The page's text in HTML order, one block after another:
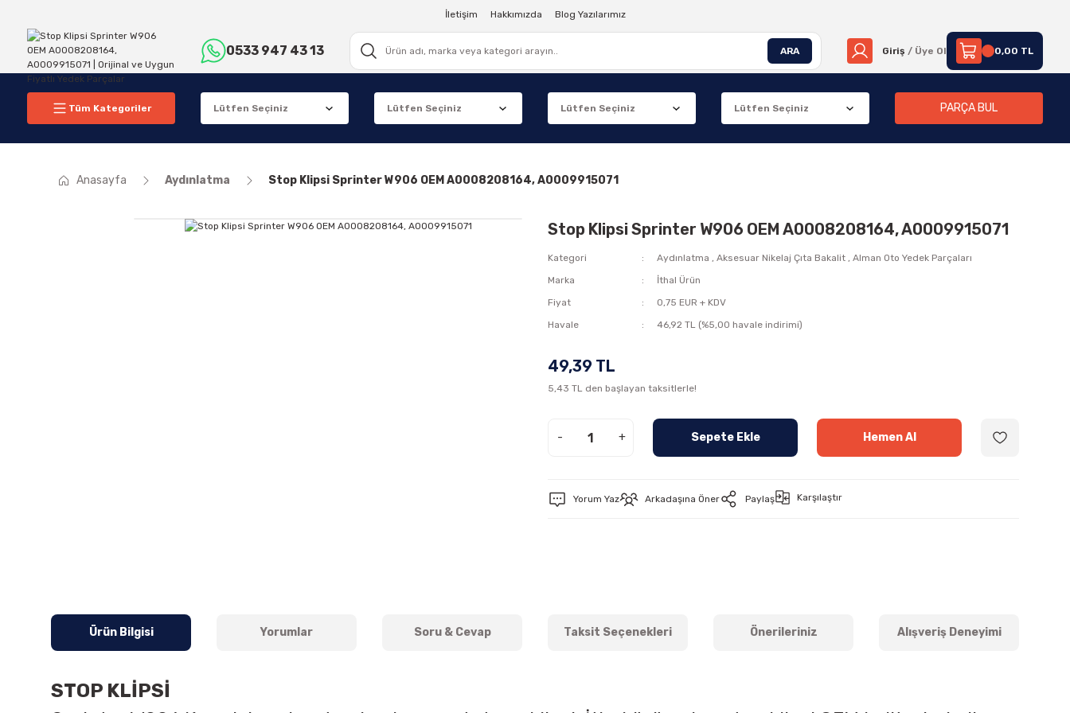
İletişim Hakkımızda Blog Yazılarımız
0533 947 43 13 ARA Giriş / Üye Ol 0,00 TL
Tüm Kategoriler PARÇA BUL
Anasayfa Aydınlatma Stop Klipsi Sprinter W906 OEM A0008208164, A0009915071
Stop Klipsi Sprinter W906 OEM A0008208164, A0009915071
Kategori Aydınlatma ,Aksesuar Nikelaj Çıta Bakalit ,Alman Oto Yedek Parçaları
Marka
İthal Ürün
Fiyat
0,75 EUR + KDV
Havale
46,92 TL (%5,00 havale indirimi)
49,39 TL
5,43 TL den başlayan taksitlerle!
- + Sepete Ekle Hemen Al
Yorum Yaz Arkadaşına Öner Paylaş Karşılaştır
Ürün Bilgisi Yorumlar Soru & Cevap Taksit Seçenekleri Önerileriniz Alışveriş Deneyimi
STOP KLİPSİ